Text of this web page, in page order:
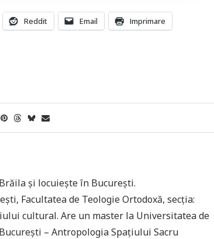
Reddit Email Imprimare
și locuiește în București.
Facultatea de Teologie Ortodoxă, secția:
cultural. Are un master la Universitatea de
– Antropologia Spațiului Sacru